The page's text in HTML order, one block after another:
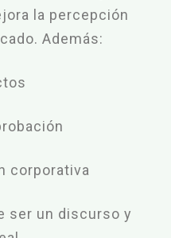
la percepción
Además:
corporativa
ser un discurso y